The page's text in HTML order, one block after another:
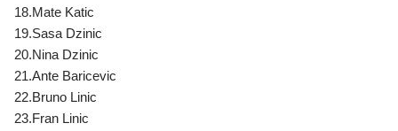
18.Mate Katic
19.Sasa Dzinic
20.Nina Dzinic
21.Ante Baricevic
22.Bruno Linic
23.Fran Linic